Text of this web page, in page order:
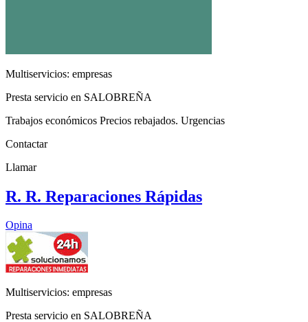
Multiservicios: empresas
Presta servicio en SALOBREÑA
Trabajos económicos Precios rebajados. Urgencias
Contactar
Llamar
R. R. Reparaciones Rápidas
Opina
Multiservicios: empresas
Presta servicio en SALOBREÑA